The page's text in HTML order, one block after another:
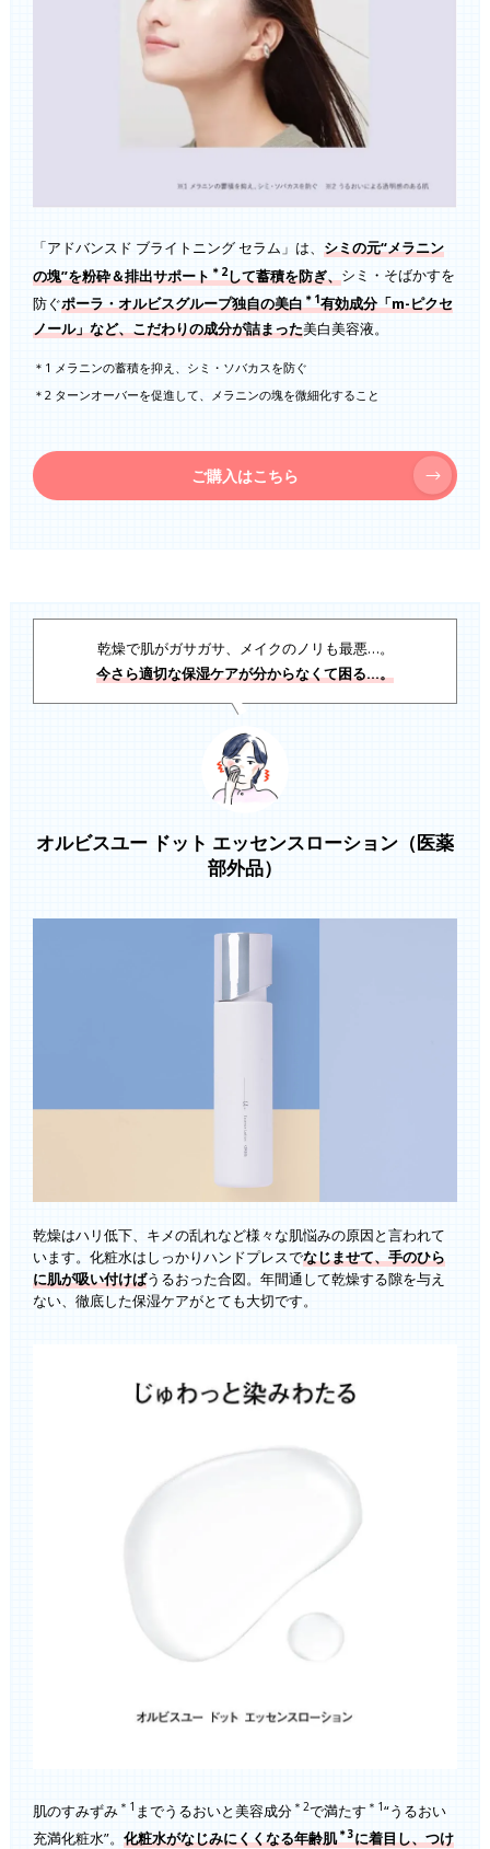
「アドバンスド ブライトニング セラム」は、 シミの元“メラニン
の塊”を粉砕＆排出サポート ＊2して蓄積を防ぎ、シミ・そばかすを
防ぐポーラ・オルビスグループ独自の美白 ＊1有効成分「m-ピクセ
ノール」など、こだわりの成分が詰まった美白美容液。
＊1 メラニンの蓄積を抑え、シミ・ソバカスを防ぐ
＊2 ターンオーバーを促進して、メラニンの塊を微細化すること
ご購入はこちら
乾燥で肌がガサガサ、メイクのノリも最悪…。
今さら適切な保湿ケアが分からなくて困る…。
オルビスユー ドット エッセンスローション（医薬
部外品）
乾燥はハリ低下、キメの乱れなど様々な肌悩みの原因と言われて
います。化粧水はしっかりハンドプレスでなじませて、手のひら
に肌が吸い付けばうるおった合図。年間通して乾燥する隙を与え
ない、徹底した保湿ケアがとても大切です。
肌のすみずみ ＊1 までうるおいと美容成分 ＊2で満たす ＊1“うるおい
充満化粧水”。 化粧水がなじみにくくなる年齢肌 ＊3に着目し、つけ